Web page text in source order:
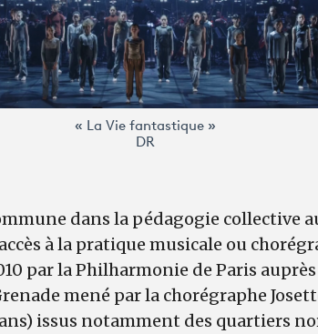
« La Vie fantastique »
DR
dans la pédagogie collective
à la pratique musicale ou
par la Philharmonie de Paris
mené par la chorégraphe
issus notamment des quartiers